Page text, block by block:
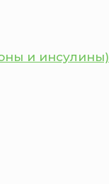
и инсулины)